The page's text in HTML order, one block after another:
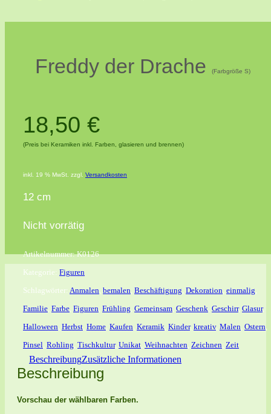
Freddy der Drache (Farbgröße S)
18,50 €
(Preis bei Keramiken inkl. Farben, glasieren und brennen)
inkl. 19 % MwSt. zzgl. Versandkosten
12 cm
Nicht vorrätig
Artikelnummer:K0126
Kategorie: Figuren
Schlagwörter: Anmalen, bemalen, Beschäftigung, Dekoration, einmalig,
Familie, Farbe, Figuren, Frühling, Gemeinsam, Geschenk, Geschirr, Glasur,
Halloween, Herbst, Home, Kaufen, Keramik, Kinder, kreativ, Malen, Ostern,
Pinsel, Rohling, Tischkultur, Unikat, Weihnachten, Zeichnen, Zeit
BeschreibungZusätzliche Informationen
Beschreibung
Vorschau der wählbaren Farben.